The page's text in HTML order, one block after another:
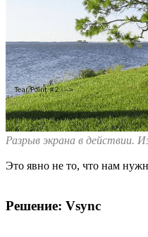
Разрыв экрана в действии.
Это явно не то, что нам
Решение: Vsync